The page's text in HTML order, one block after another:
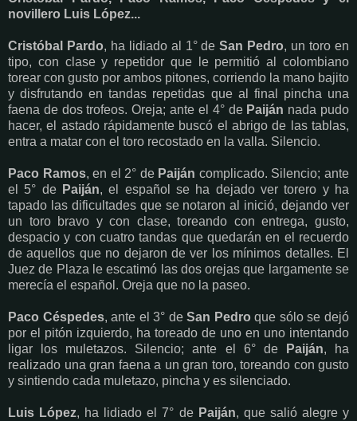
novillero Luis López...
Cristóbal Pardo, ha lidiado al 1° deSan Pedro, un toro en
tipo, con clase y repetidor que le permitió al colombiano
torear con gusto por ambos pitones, corriendo la mano bajito
y disfrutando en tandas repetidas que al final pincha una
faena de dos trofeos. Oreja; ante el 4° de Paiján nada pudo
hacer, el astado rápidamente buscó el abrigo de las tablas,
entra a matar con el toro recostado en la valla. Silencio.
Paco Ramos, en el 2° de Paiján complicado. Silencio; ante
el 5° de Paiján, el español se ha dejado ver torero y ha
tapado las dificultades que se notaron al inició, dejando ver
un toro bravo y con clase, toreando con entrega, gusto,
despacio y con cuatro tandas que quedarán en el recuerdo
de aquellos que no dejaron de ver los mínimos detalles. El
Juez de Plaza le escatimó las dos orejas que largamente se
merecía el español. Oreja que no la paseo.
Paco Céspedes, ante el 3° deSan Pedro que sólo se dejó
por el pitón izquierdo, ha toreado de uno en uno intentando
ligar los muletazos. Silencio; ante el 6° de
Paiján, ha
realizado una gran faena a un gran toro, toreando con gusto
y sintiendo cada muletazo, pincha y es silenciado.
Luis López, ha lidiado el 7° de Paiján, que salió alegre y